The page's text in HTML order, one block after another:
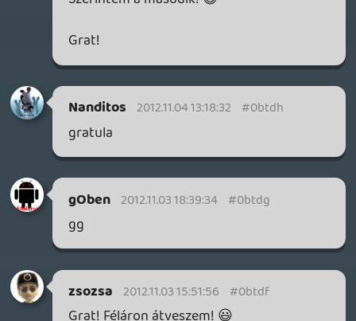
Delta squad
Grat:(
Grat
Pusztító
Szerintem az első
De igen. Soha nem volt szó arról hogy joy-
t lehet nyerni. :S